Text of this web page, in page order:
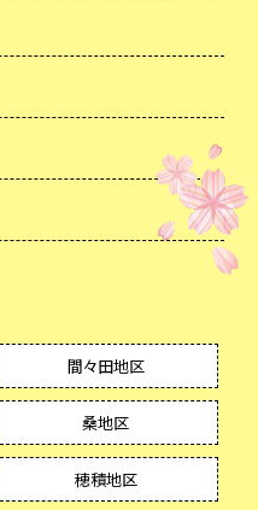
間々田地区
桑地区
穂積地区